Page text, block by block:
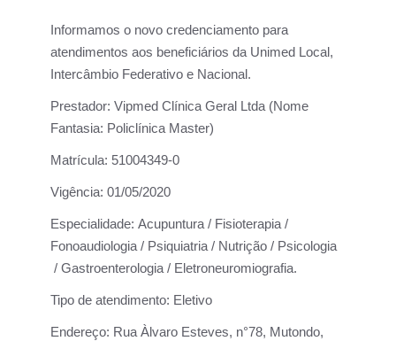
Informamos o novo credenciamento para
atendimentos aos beneficiários da Unimed Local,
Intercâmbio Federativo e Nacional.
Prestador: Vipmed Clínica Geral Ltda (Nome
Fantasia: Policlínica Master)
Matrícula: 51004349-0
Vigência: 01/05/2020
Especialidade: Acupuntura / Fisioterapia /
Fonoaudiologia / Psiquiatria / Nutrição / Psicologia
/ Gastroenterologia / Eletroneuromiografia.
Tipo de atendimento: Eletivo
Endereço: Rua Àlvaro Esteves, n°78, Mutondo,